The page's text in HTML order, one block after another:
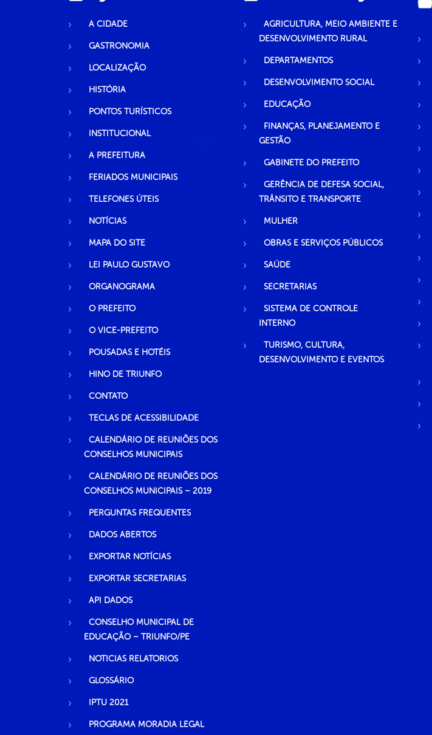
A CIDADE
GASTRONOMIA
LOCALIZAÇÃO
HISTÓRIA
PONTOS TURÍSTICOS
INSTITUCIONAL
A PREFEITURA
FERIADOS MUNICIPAIS
TELEFONES ÚTEIS
NOTÍCIAS
MAPA DO SITE
LEI PAULO GUSTAVO
ORGANOGRAMA
O PREFEITO
O VICE-PREFEITO
POUSADAS E HOTÉIS
HINO DE TRIUNFO
CONTATO
TECLAS DE ACESSIBILIDADE
CALENDÁRIO DE REUNIÕES DOS
CONSELHOS MUNICIPAIS
CALENDÁRIO DE REUNIÕES DOS
CONSELHOS MUNICIPAIS – 2019
PERGUNTAS FREQUENTES
DADOS ABERTOS
EXPORTAR NOTÍCIAS
EXPORTAR SECRETARIAS
API DADOS
CONSELHO MUNICIPAL DE
EDUCAÇÃO – TRIUNFO/PE
NOTICIAS RELATORIOS
GLOSSÁRIO
IPTU 2021
PROGRAMA MORADIA LEGAL
AGRICULTURA, MEIO AMBIENTE E
DESENVOLVIMENTO RURAL
DEPARTAMENTOS
DESENVOLVIMENTO SOCIAL
EDUCAÇÃO
FINANÇAS, PLANEJAMENTO E
GESTÃO
GABINETE DO PREFEITO
GERÊNCIA DE DEFESA SOCIAL,
TRÂNSITO E TRANSPORTE
MULHER
OBRAS E SERVIÇOS PÚBLICOS
SAÚDE
SECRETARIAS
SISTEMA DE CONTROLE
INTERNO
TURISMO, CULTURA,
DESENVOLVIMENTO E EVENTOS